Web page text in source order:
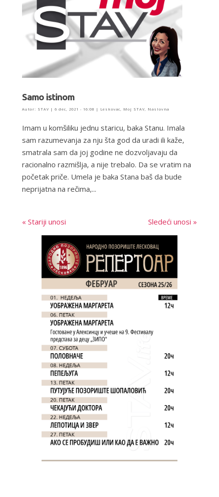
Samo istinom
Autor: STAV| 6 dec, 2021 - 16:08 | Leskovac Moj STAV, Naslovna
Imam u komšiliku jednu staricu, baka Stanu. Imala
sam razumevanja za nju šta god da uradi ili kaže,
smatrala sam da joj godine ne dozvoljavaju da
racionalno razmišlja, a nije trebalo. Da se vratim na
početak priče. Umela je baka Stana baš da bude
neprijatna na rečima,...
« Stariji unosi Sledeći unosi »